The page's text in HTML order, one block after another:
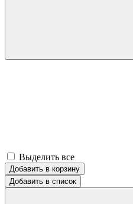
Выделить все
Добавить в корзину
Добавить в список